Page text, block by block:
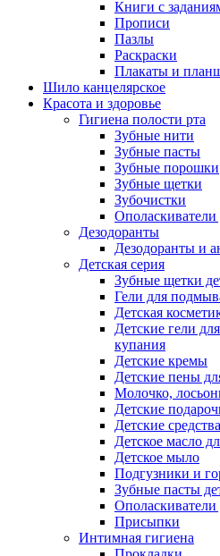
Книги с
Прописи
Пазлы
Раскраски
Плакаты и
Шило канцелярское
Красота и здоровье
Гигиена полости рта
Зубные нити
Зубные пасты
Зубные порошки
Зубные щетки
Зубочистки
Ополаскиватели
Дезодоранты
Дезодоранты и
Детская серия
Зубные щетки
Гели для
Детская
Детские гели
купания
Детские кремы
Детские пены
Молочко,
Детские
Детские
Детское масло
Детское мыло
Подгузники и
Зубные пасты
Ополаскиватели
Присыпки
Интимная гигиена